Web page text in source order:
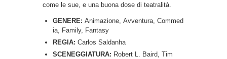
come le sue, e una buona dose di teatralità.
GENERE: Animazione, Avventura, Commed
ia, Family, Fantasy
REGIA: Carlos Saldanha
SCENEGGIATURA: Robert L. Baird, Tim